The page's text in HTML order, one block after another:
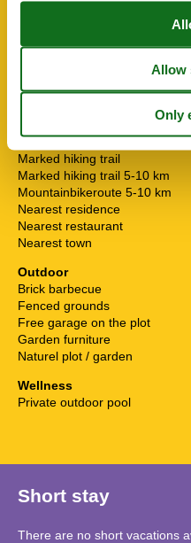
Afs. to nearest water / bathing
Distance to other water /
Distance to shopping
Marked cycle path 5-10 km
Marked hiking trail
Marked hiking trail 5-10 km
Mountainbikeroute 5-10 km
Nearest residence
Nearest restaurant
Nearest town
Outdoor
Brick barbecue
Fenced grounds
Free garage on the plot
Garden furniture
Naturel plot / garden
Wellness
Private outdoor pool
Short stay
There are no short vacations